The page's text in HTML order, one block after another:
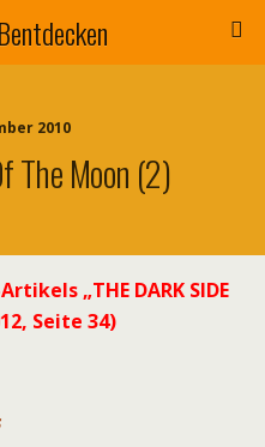
2010
The Moon (2)
„THE DARK SIDE
Seite 34)